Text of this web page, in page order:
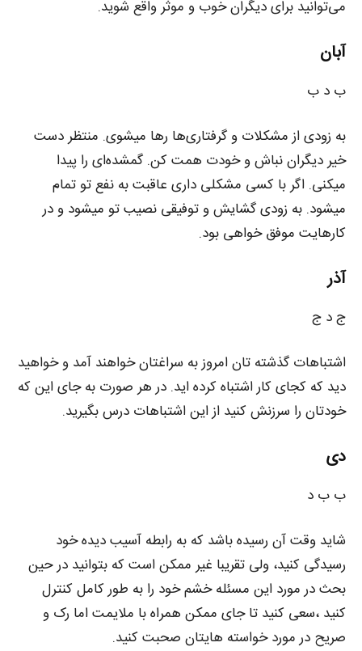
می‌توانید برای دیگران خوب و موثر واقع شوید.
آبان
ب د ب
به زودی از مشکلات و گرفتاری‌ها رها میشوی. منتظر دست
خیر دیگران نباش و خودت همت کن. گمشده‌ای را پیدا
میکنی. اگر با کسی مشکلی داری عاقبت به نفع تو تمام
میشود. به زودی گشایش و توفیقی نصیب تو میشود و در
کارهایت موفق خواهی بود.
آذر
ج د ج
اشتباهات گذشته تان امروز به سراغتان خواهند آمد و خواهید
دید که کجای کار اشتباه کرده اید. در هر صورت به جای این که
خودتان را سرزنش کنید از این اشتباهات درس بگیرید.
دی
ب ب د
شاید وقت آن رسیده باشد که به رابطه آسیب دیده خود
رسیدگی کنید، ولی تقریبا غیر ممکن است که بتوانید در حین
بحث در مورد این مسئله خشم خود را به طور کامل کنترل
کنید ،سعی کنید تا جای ممکن همراه با ملایمت اما رک و
صریح در مورد خواسته هایتان صحبت کنید.